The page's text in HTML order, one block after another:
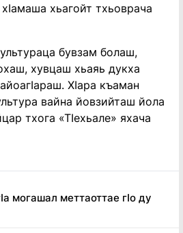
могашал меттаоттае гӏо ду
хьагойт тхьоврача
бувзам болаш,
хувцаш хьаяь дукха
Хӏара къаман
вайна йовзийташ йола
тхога «Тӏехьале» яхача